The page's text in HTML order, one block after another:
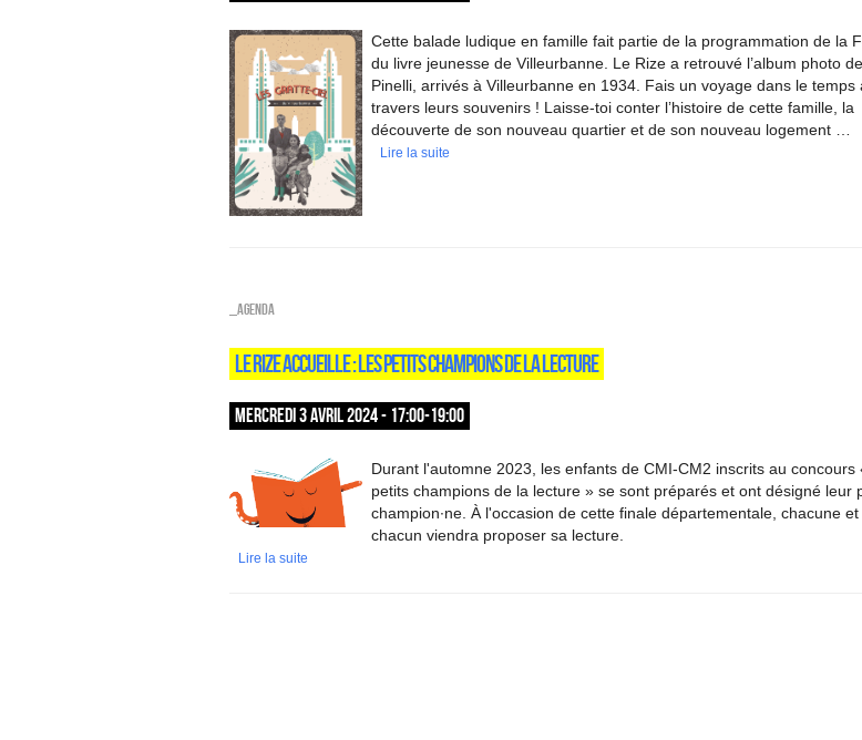
Cette balade ludique en famille fait partie de la programmation de la
du livre jeunesse de Villeurbanne. Le Rize a retrouvé l’album photo
Pinelli, arrivés à Villeurbanne en 1934. Fais un voyage dans le temps
travers leurs souvenirs ! Laisse-toi conter l’histoire de cette famille, la
découverte de son nouveau quartier et de son nouveau logement …
Lire la suite
_Agenda
LE RIZE ACCUEILLE : LES PETITS CHAMPIONS DE LA LECTURE
MERCREDI 3 AVRIL 2024 - 17:00-19:00
Durant l'automne 2023, les enfants de CMI-CM2 inscrits au concours
petits champions de la lecture » se sont préparés et ont désigné leur
champion∙ne. À l'occasion de cette finale départementale, chacune et
chacun viendra proposer sa lecture.
Lire la suite